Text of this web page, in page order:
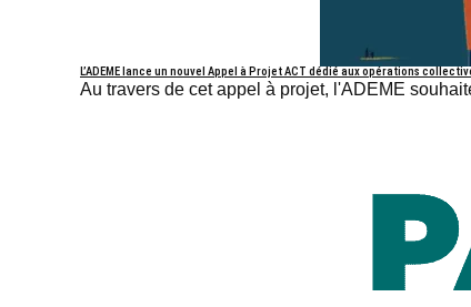
L’ADEME lance un nouvel Appel à Projet ACT dédié aux opérations
Au travers de cet appel à projet, l'ADEME